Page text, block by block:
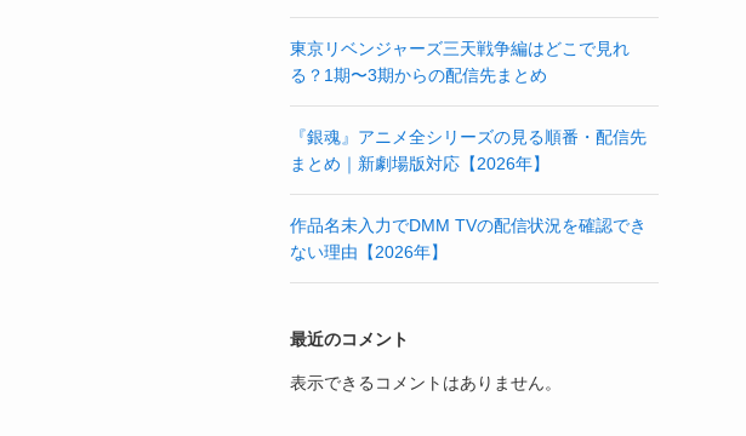
東京リベンジャーズ三天戦争編はどこで見れ
る？1期〜3期からの配信先まとめ
『銀魂』アニメ全シリーズの見る順番・配信先
まとめ｜新劇場版対応【2026年】
作品名未入力でDMM TVの配信状況を確認でき
ない理由【2026年】
最近のコメント
表示できるコメントはありません。